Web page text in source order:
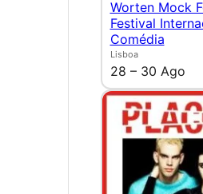
Worten Mock
Festival
Comédia
Lisboa
28 – 30 Ago